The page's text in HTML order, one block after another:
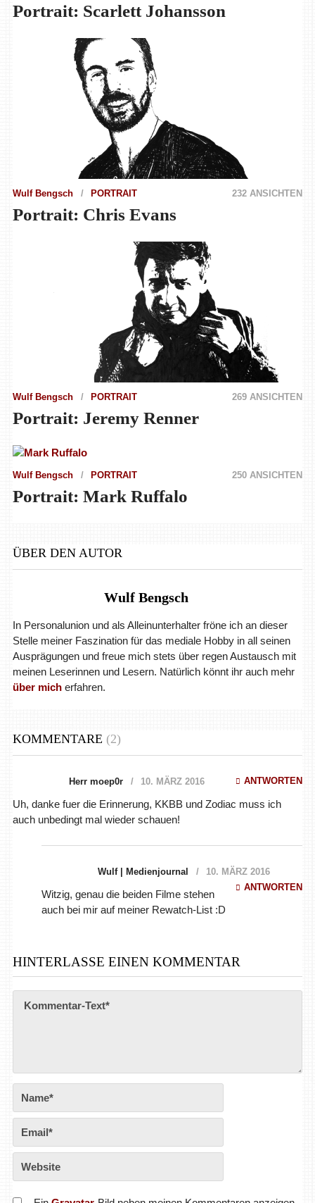
Portrait: Scarlett Johansson
Wulf Bengsch PORTRAIT 232 ANSICHTEN
Portrait: Chris Evans
Wulf Bengsch PORTRAIT 269 ANSICHTEN
Portrait: Jeremy Renner
Wulf Bengsch PORTRAIT 250 ANSICHTEN
Portrait: Mark Ruffalo
ÜBER DEN AUTOR
Wulf Bengsch
In Personalunion und als Alleinunterhalter fröne ich an dieser
Stelle meiner Faszination für das mediale Hobby in all seinen
Ausprägungen und freue mich stets über regen Austausch mit
meinen Leserinnen und Lesern. Natürlich könnt ihr auch mehr
über micherfahren.
KOMMENTARE (2)
Herr moep0r 10. MÄRZ 2016 ANTWORTEN
Uh, danke fuer die Erinnerung, KKBB und Zodiac muss ich
auch unbedingt mal wieder schauen!
Wulf | Medienjournal
10. MÄRZ 2016
ANTWORTEN
Witzig, genau die beiden Filme stehen
auch bei mir auf meiner Rewatch-List :D
HINTERLASSE EINEN KOMMENTAR